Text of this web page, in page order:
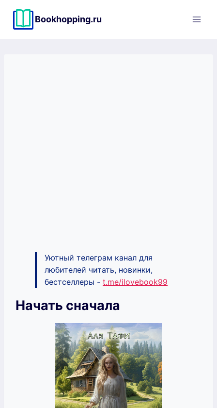
содержимому
Bookhopping.ru
Уютный телеграм канал для
любителей читать, новинки,
бестселлеры - t.me/ilovebook99
Начать сначала